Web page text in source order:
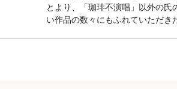
とより、「珈琲不演唱」以外の氏
い作品の数々にもふれていただき